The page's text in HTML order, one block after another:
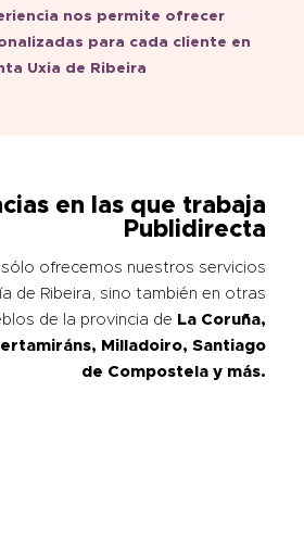
nos permite ofrecer
para cada cliente en
Uxia de Ribeira
en las que trabaja
Publidirecta
sólo ofrecemos nuestros servicios
de Ribeira, sino también en otras
de la provincia de La Coruña,
Milladoiro, Santiago
de Compostela y más.